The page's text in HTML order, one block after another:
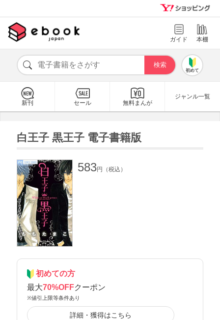
ガイド 本棚
初めて
新刊 セール 無料まんが
ジャンル一覧
白王子 黒王子 電子書籍版
583円（税込）
初めての方
最大70%OFFクーポン
※値引上限等条件あり
詳細・獲得はこちら